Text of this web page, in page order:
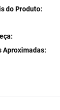
do Produto
Aproximadas